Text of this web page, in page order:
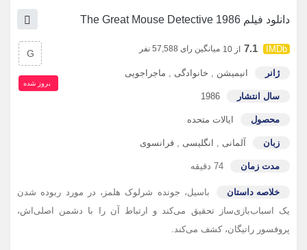
دانلود فیلم The Great Mouse Detective 1986
7.1 از 10 میانگین رای 57,588 نفر
ژانر انیمیشن , خانوادگی , ماجراجویی
سال انتشار 1986
محصول ایالات متحده
زبان آلمانی , انگلیسی , فرانسوی
مدت زمان 74 دقیقه
خلاصه داستان
باسیل، جونده شرلوک هلمز، در مورد ربوده شدن
یک اسباب‌بازی‌ساز تحقیق می‌کند و ارتباط آن را با دشمن اصلی‌اش،
پروفسور راتیگان، کشف می‌کند.
G
بروز‌ شده